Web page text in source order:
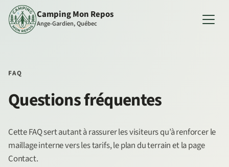
Camping Mon Repos
Ange-Gardien, Québec
FAQ
Questions fréquentes
Cette FAQ sert autant à rassurer les visiteurs qu’à renforcer le
maillage interne vers les tarifs, le plan du terrain et la page
Contact.